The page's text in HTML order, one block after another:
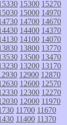
15300 15270
15000 14970
14700 14670
14400 14370
14100 14070
13800 13770
13500 13470
13200 13170
12900 12870
12600 12570
12300 12270
12000 11970
11700 11670
11400 11370